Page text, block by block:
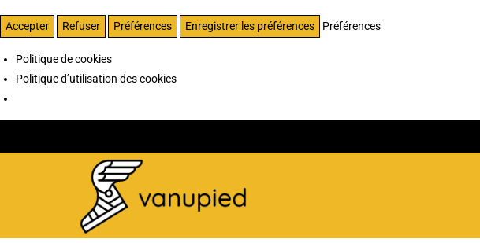
Accepter Refuser Préférences Enregistrer les préférences Préférences
Politique de cookies
Politique d’utilisation des cookies